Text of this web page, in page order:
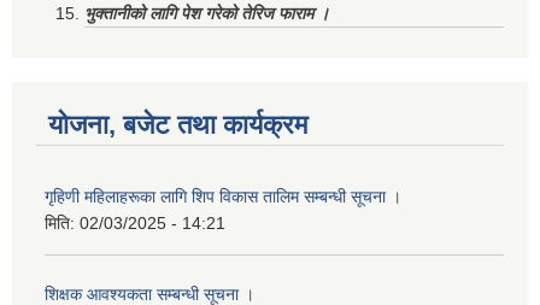
भुक्तानीको लागि पेश गरेको तेरिज फाराम ।
योजना, बजेट तथा कार्यक्रम
गृहिणी महिलाहरूका लागि शिप विकास तालिम सम्बन्धी सूचना ‌।
मिति: 02/03/2025 - 14:21
शिक्षक आवश्यकता सम्बन्धी सूचना ।